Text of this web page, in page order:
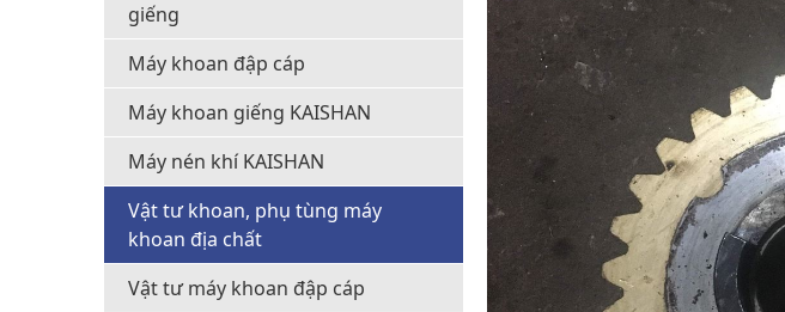
giếng
Máy khoan đập cáp
Máy khoan giếng KAISHAN
Máy nén khí KAISHAN
Vật tư khoan, phụ tùng máy
khoan địa chất
Vật tư máy khoan đập cáp